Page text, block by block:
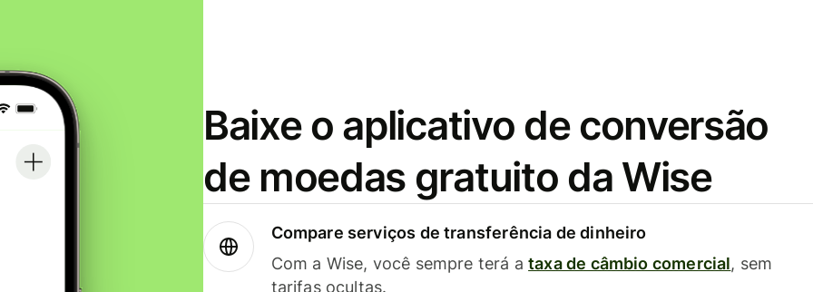
Baixe o aplicativo de conversão
de moedas gratuito da Wise
Compare serviços de transferência de dinheiro
Com a Wise, você sempre terá ataxa de câmbio comercial, sem
tarifas ocultas.